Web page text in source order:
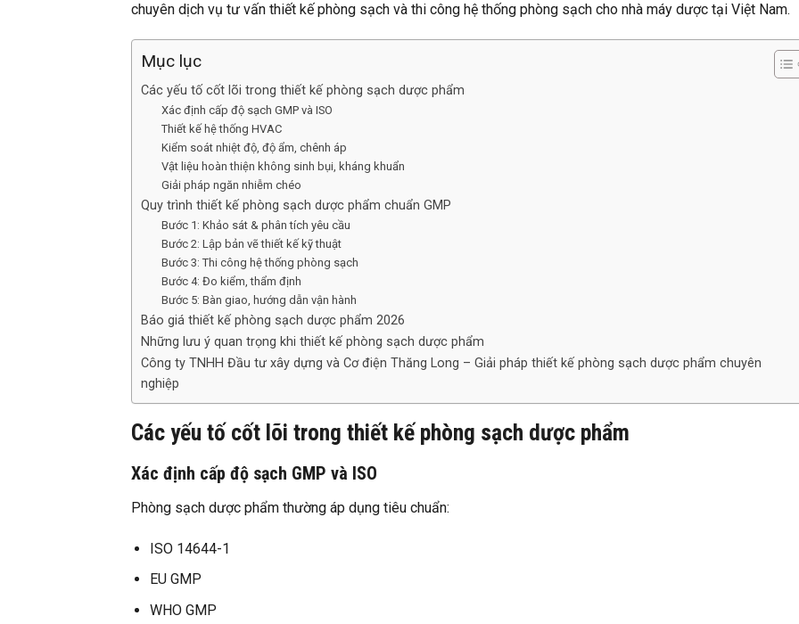
chuyên dịch vụ tư vấn thiết kế phòng sạch và thi công hệ thống phòng sạch cho nhà máy dược tại Việt Nam.
Mục lục
Các yếu tố cốt lõi trong thiết kế phòng sạch dược phẩm
Xác định cấp độ sạch GMP và ISO
Thiết kế hệ thống HVAC
Kiểm soát nhiệt độ, độ ẩm, chênh áp
Vật liệu hoàn thiện không sinh bụi, kháng khuẩn
Giải pháp ngăn nhiễm chéo
Quy trình thiết kế phòng sạch dược phẩm chuẩn GMP
Bước 1: Khảo sát & phân tích yêu cầu
Bước 2: Lập bản vẽ thiết kế kỹ thuật
Bước 3: Thi công hệ thống phòng sạch
Bước 4: Đo kiểm, thẩm định
Bước 5: Bàn giao, hướng dẫn vận hành
Báo giá thiết kế phòng sạch dược phẩm 2026
Những lưu ý quan trọng khi thiết kế phòng sạch dược phẩm
Công ty TNHH Đầu tư xây dựng và Cơ điện Thăng Long – Giải pháp thiết kế phòng sạch dược phẩm chuyên
nghiệp
Các yếu tố cốt lõi trong thiết kế phòng sạch dược phẩm
Xác định cấp độ sạch GMP và ISO
Phòng sạch dược phẩm thường áp dụng tiêu chuẩn:
ISO 14644-1
EU GMP
WHO GMP